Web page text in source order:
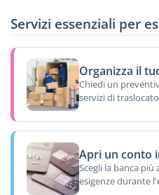
Servizi essenziali per
Organizza il
Chiedi un
servizi di
Apri un conto
Scegli la banca
esigenze durante